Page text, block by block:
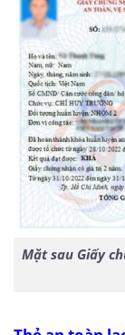
Mặt sau Giấy